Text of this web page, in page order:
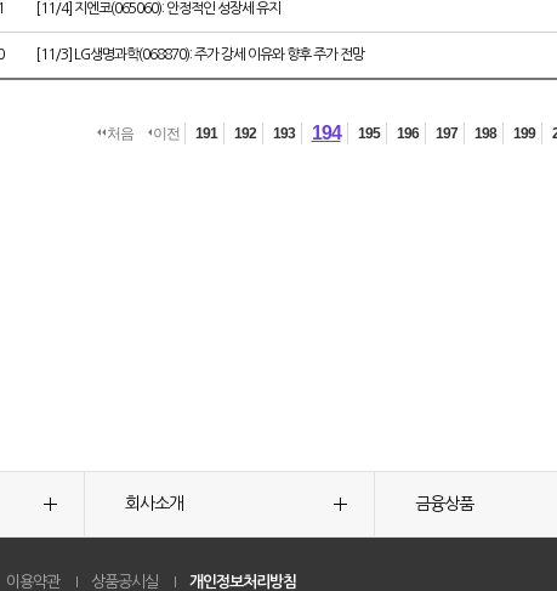
[11/4] 지엔코(065060): 안정적인 성장세 유지
[11/3] LG생명과학(068870): 주가 강세 이유와 향후 주가 전망
처음 이전 191 192 193 194 195 196 197 198 199
회사소개 금융상품
이용약관 상품공시실 개인정보처리방침